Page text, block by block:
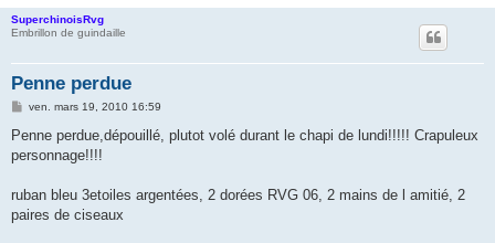
SuperchinoisRvg
Embrillon de guindaille
Penne perdue
M
s
a
ven. mars 19, 2010 16:59
Penne perdue,dépouillé, plutot volé durant le chapi de lundi!!!!! Crapuleux
personnage!!!!
ruban bleu 3etoiles argentées, 2 dorées RVG 06, 2 mains de l amitié, 2
paires de ciseaux